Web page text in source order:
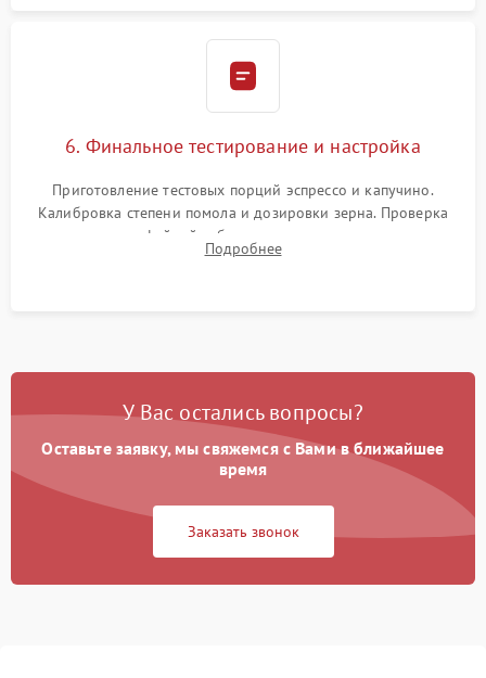
6. Финальное тестирование и настройка
Приготовление тестовых порций эспрессо и капучино.
Калибровка степени помола и дозировки зерна. Проверка
плотности кофейной таблетки, температуры напитка и
качества молочной пены. Контроль отсутствия посторонних
Подробнее
У Вас остались вопросы?
Оставьте заявку, мы свяжемся с Вами в ближайшее
время
Заказать звонок